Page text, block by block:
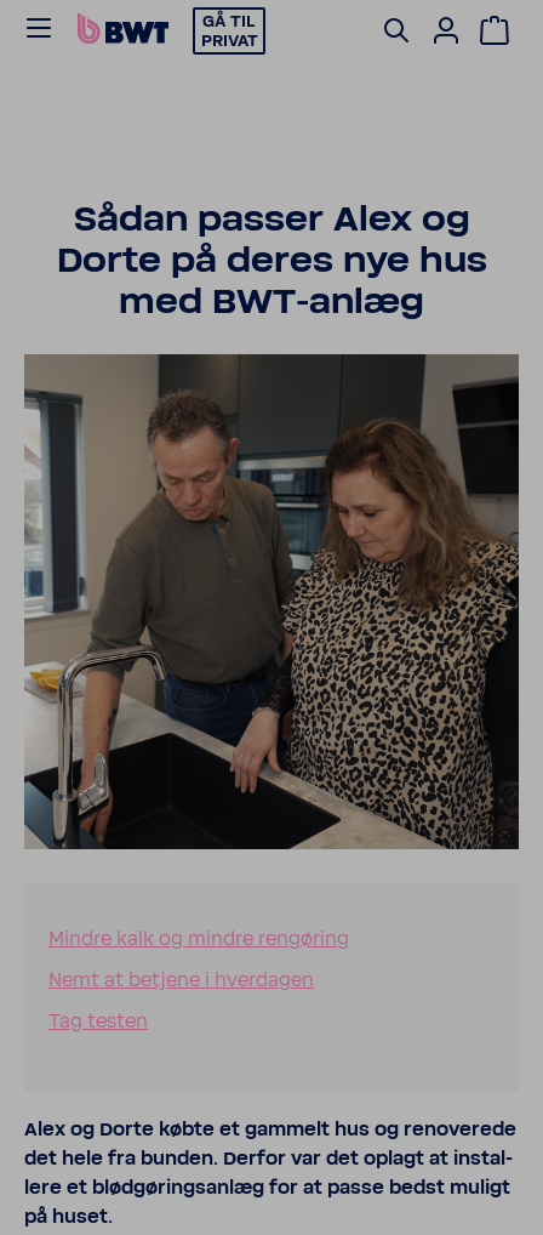
GÅ TIL
PRIVAT
Sådan passer Alex og
Dorte på deres nye hus
med BWT-​anlæg
Mindre kalk og mindre rengøring
Nemt at betjene i hverdagen
Tag testen
Alex og Dorte købte et gammelt hus og renove­rede
det hele fra bunden. Derfor var det oplagt at instal­
lere et blød­gø­rings­anlæg for at passe bedst muligt
på huset.